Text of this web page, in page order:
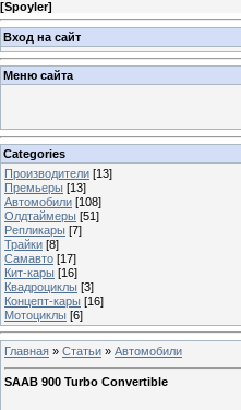
[Spoyler]
Вход на сайт
Меню сайта
Categories
Производители [13]
Премьеры [13]
Автомобили [108]
Олдтаймеры [51]
Репликары [7]
Трайки [8]
Самавто [17]
Кит-кары [16]
Квадроциклы [3]
Концепт-кары [16]
Мотоциклы [6]
Главная » Статьи » Автомобили
SAAB 900 Turbo Convertible